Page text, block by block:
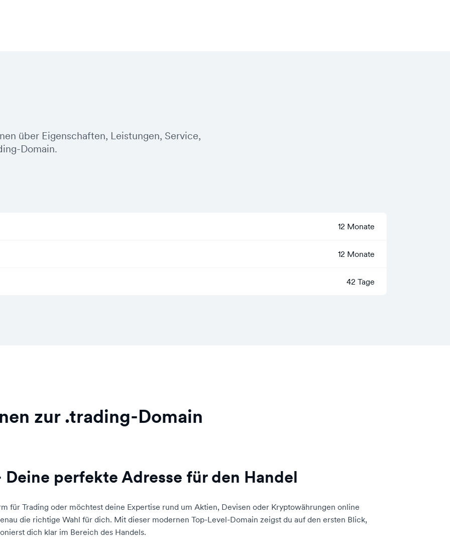
über Eigenschaften, Leistungen, Service,
Domain.
12 Monate
12 Monate
42 Tage
zur .trading-Domain
perfekte Adresse für den Handel
für Trading oder möchtest deine Expertise rund um Aktien, Devisen oder Kryptowährungen online
die richtige Wahl für dich. Mit dieser modernen Top-Level-Domain zeigst du auf den ersten Blick,
dich klar im Bereich des Handels.